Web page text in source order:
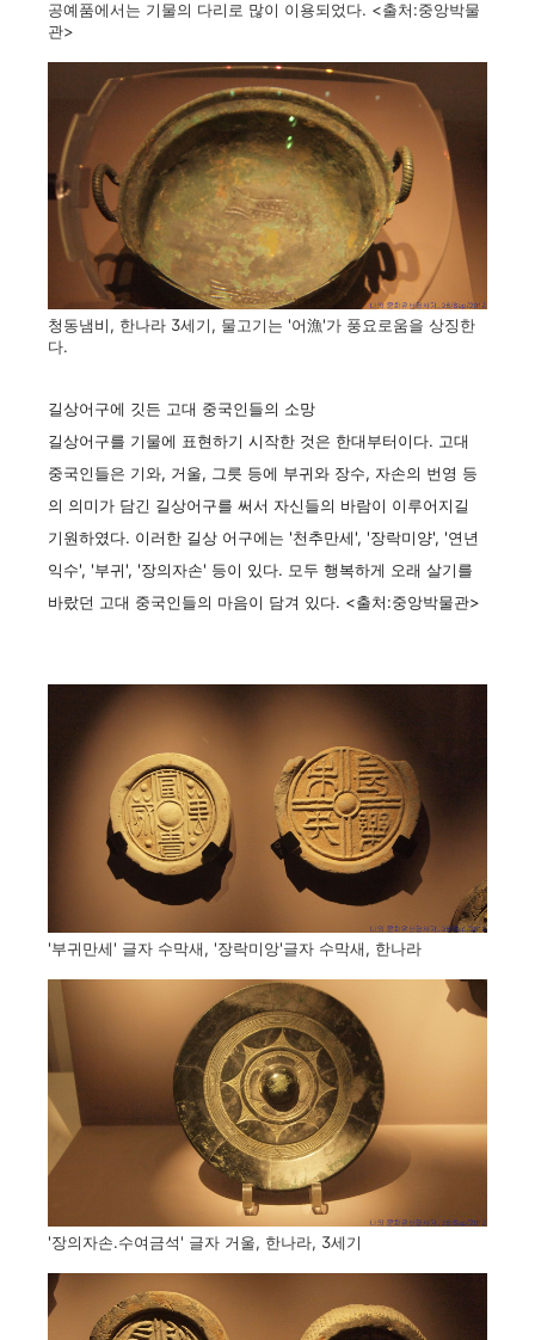
공예품에서는 기물의 다리로 많이 이용되었다. <출처:중앙박물
관>
청동냄비, 한나라 3세기, 물고기는 '어漁'가 풍요로움을 상징한
다.
길상어구에 깃든 고대 중국인들의 소망
길상어구를 기물에 표현하기 시작한 것은 한대부터이다. 고대
중국인들은 기와, 거울, 그릇 등에 부귀와 장수, 자손의 번영 등
의 의미가 담긴 길상어구를 써서 자신들의 바람이 이루어지길
기원하였다. 이러한 길상 어구에는 '천추만세', '장락미양', '연년
익수', '부귀', '장의자손' 등이 있다. 모두 행복하게 오래 살기를
바랐던 고대 중국인들의 마음이 담겨 있다. <출처:중앙박물관>
'부귀만세' 글자 수막새, '장락미앙'글자 수막새, 한나라
'장의자손.수여금석' 글자 거울, 한나라, 3세기